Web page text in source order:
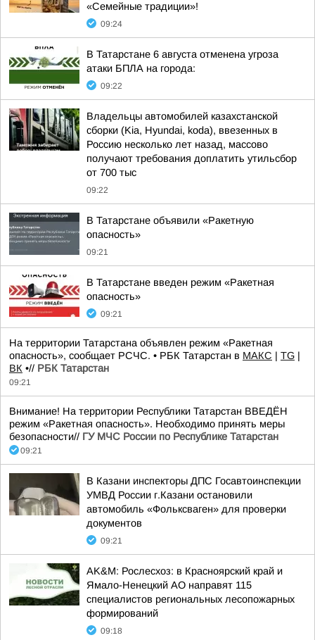
«Семейные традиции»!
09:24
В Татарстане 6 августа отменена угроза
атаки БПЛА на города:
09:22
Владельцы автомобилей казахстанской
сборки (Kia, Hyundai, koda), ввезенных в
Россию несколько лет назад, массово
получают требования доплатить утильсбор
от 700 тыс
09:22
В Татарстане объявили «Ракетную
опасность»
09:21
В Татарстане введен режим «Ракетная
опасность»
09:21
На территории Татарстана объявлен режим «Ракетная
опасность», сообщает РСЧС. • РБК Татарстан в MAКС | TG |
ВК •// РБК Татарстан
09:21
Внимание! На территории Республики Татарстан ВВЕДЁН
режим «Ракетная опасность». Необходимо принять меры
безопасности// ГУ МЧС России по Республике Татарстан
09:21
В Казани инспекторы ДПС Госавтоинспекции
УМВД России г.Казани остановили
автомобиль «Фольксваген» для проверки
документов
09:21
AK&M: Рослесхоз: в Красноярский край и
Ямало-Ненецкий АО направят 115
специалистов региональных лесопожарных
формирований
09:18